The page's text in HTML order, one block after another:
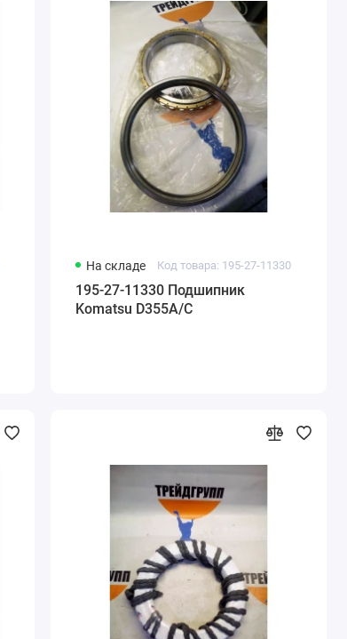
На складе Код товара: 195-27-11330
195-27-11330 Подшипник
Komatsu D355A/C